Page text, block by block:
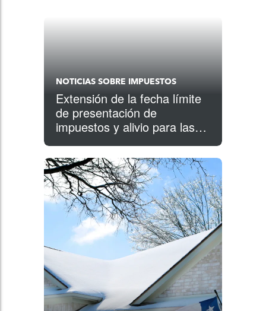
NOTICIAS SOBRE IMPUESTOS
Extensión de la fecha límite
de presentación de
impuestos y alivio para las
invernales de Luisiana